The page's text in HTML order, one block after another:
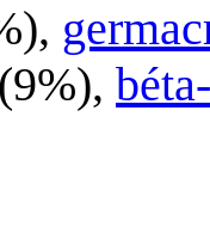
(9%),